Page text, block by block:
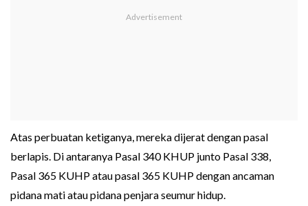
Atas perbuatan ketiganya, mereka dijerat dengan pasal
berlapis. Di antaranya Pasal 340 KHUP junto Pasal 338,
Pasal 365 KUHP atau pasal 365 KUHP dengan ancaman
pidana mati atau pidana penjara seumur hidup.